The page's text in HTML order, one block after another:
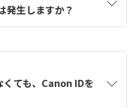
に、この情報を使用して
ムを入力します。
発生しますか？
ても、Canon IDを